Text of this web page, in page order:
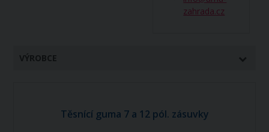
zahrada.cz
VÝROBCE
Těsnící guma 7 a 12 pól. zásuvky